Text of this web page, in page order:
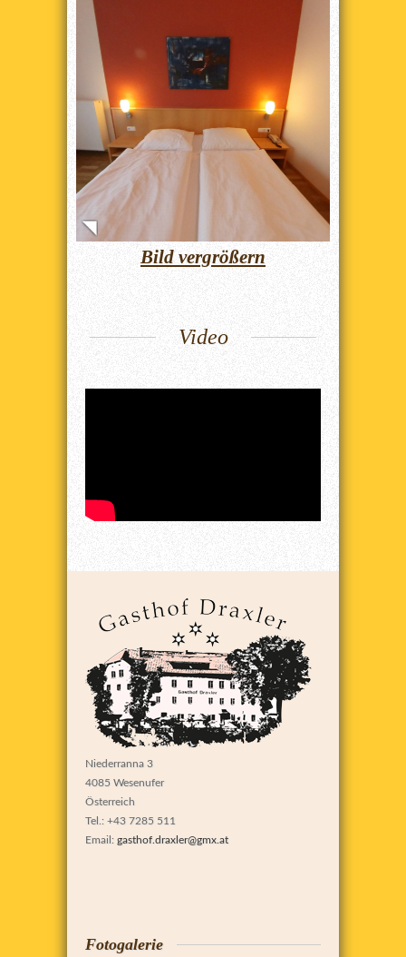
Bild vergrößern
Video
Niederranna 3
4085 Wesenufer
Österreich
Tel.: +43 7285 511
Email: gasthof.draxler@gmx.at
Fotogalerie